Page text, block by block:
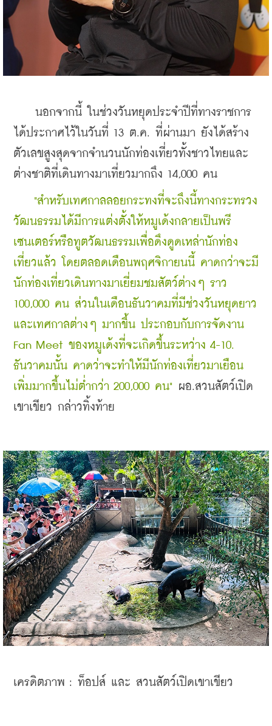
นอกจากนี้ ในช่วงวันหยุดประจำปีที่ทางราชการ
ได้ประกาศไว้ในวันที่ 13 ต.ค. ที่ผ่านมา ยังได้สร้าง
ตัวเลขสูงสุดจากจำนวนนักท่องเที่ยวทั้งชาวไทยและ
ต่างชาติที่เดินทางมาเที่ยวมากถึง 14,000 คน
"สำหรับเทศกาลลอยกระทงที่จะถึงนี้ทางกระทรวง
วัฒนธรรมได้มีการแต่งตั้งให้หมูเด้งกลายเป็นพรี
เซนเตอร์หรือทูตวัฒนธรรมเพื่อดึงดูดเหล่านักท่อง
เที่ยวแล้ว โดยตลอดเดือนพฤศจิกายนนี้ คาดกว่าจะมี
นักท่องเที่ยวเดินทางมาเยี่ยมชมสัตว์ต่างๆ ราว
100,000 คน ส่วนในเดือนธันวาคมที่มีช่วงวันหยุดยาว
และเทศกาลต่างๆ มากขึ้น ประกอบกับการจัดงาน
Fan Meet ของหมูเด้งที่จะเกิดขึ้นระหว่าง 4-10.
ธันวาคมนั้น คาดว่าจะทำให้มีนักท่องเที่ยวมาเยือน
เพิ่มมากขึ้นไม่ต่ำกว่า 200,000 คน"
ผอ.สวนสัตว์เปิด
เขาเขียว กล่าวทิ้งท้าย
เครดิตภาพ : ท็อปส์ และ สวนสัตว์เปิดเขาเขียว